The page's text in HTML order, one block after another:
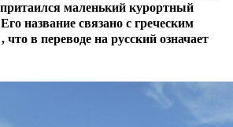
маленький курортный
Его название связано с греческим
в переводе на русский означает